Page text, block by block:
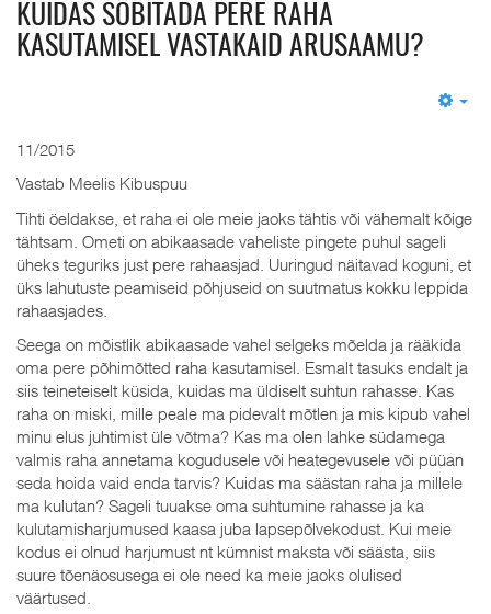
KUIDAS SOBITADA PERE RAHA
KASUTAMISEL VASTAKAID ARUSAAMU?
11/2015
Vastab Meelis Kibuspuu
Tihti öeldakse, et raha ei ole meie jaoks tähtis või vähemalt kõige
tähtsam. Ometi on abikaasade vaheliste pingete puhul sageli
üheks teguriks just pere rahaasjad. Uuringud näitavad koguni, et
üks lahutuste peamiseid põhjuseid on suutmatus kokku leppida
rahaasjades.
Seega on mõistlik abikaasade vahel selgeks mõelda ja rääkida
oma pere põhimõtted raha kasutamisel. Esmalt tasuks endalt ja
siis teineteiselt küsida, kuidas ma üldiselt suhtun rahasse. Kas
raha on miski, mille peale ma pidevalt mõtlen ja mis kipub vahel
minu elus juhtimist üle võtma? Kas ma olen lahke südamega
valmis raha annetama kogudusele või heategevusele või püüan
seda hoida vaid enda tarvis? Kuidas ma säästan raha ja millele
ma kulutan? Sageli tuuakse oma suhtumine rahasse ja ka
kulutamisharjumused kaasa juba lapsepõlvekodust. Kui meie
kodus ei olnud harjumust nt kümnist maksta või säästa, siis
suure tõenäosusega ei ole need ka meie jaoks olulised
väärtused.